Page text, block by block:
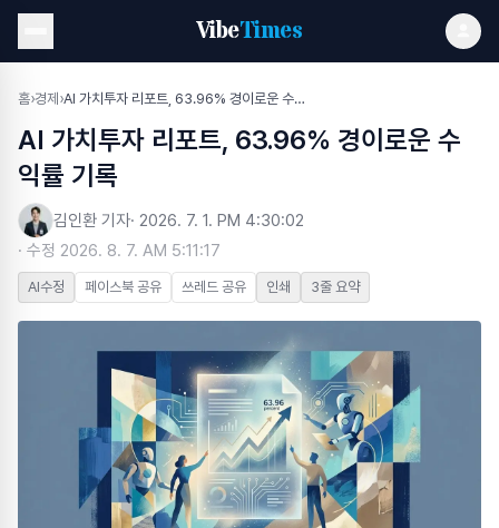
VibeTimes
홈›경제 › AI 가치투자 리포트, 63.96% 경이로운 수익률 기록
AI 가치투자 리포트, 63.96% 경이로운 수
익률 기록
김인환 기자· 2026. 7. 1. PM 4:30:02
· 수정 2026. 8. 7. AM 5:11:17
AI수정 페이스북 공유 쓰레드 공유 인쇄 3줄 요약